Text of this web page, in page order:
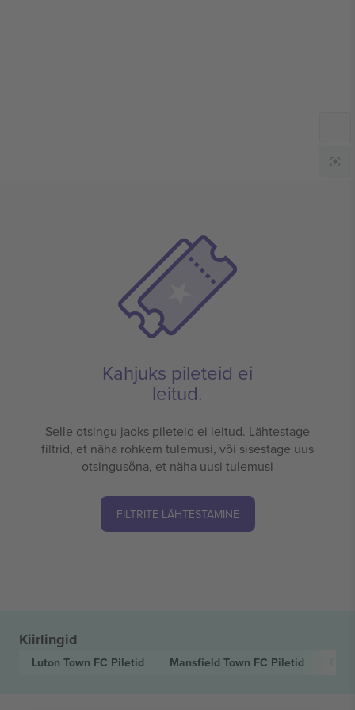
Kahjuks pileteid ei
leitud.
Selle otsingu jaoks pileteid ei leitud. Lähtestage
filtrid, et näha rohkem tulemusi, või sisestage uus
otsingusõna, et näha uusi tulemusi
FILTRITE LÄHTESTAMINE
Kiirlingid
Luton Town FC Piletid Mansfield Town FC Piletid